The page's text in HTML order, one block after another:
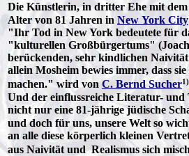
Die Künstlerin, in dritter Ehe mit
Alter von 81 Jahren in New York City
"Ihr Tod in New York bedeutete für
"kulturellen Großbürgertums"
berückenden, sehr kindlichen
allein Mosheim bewies immer, dass
machen." wird von C. Bernd Sucher1)
Und der einflussreiche Literatur-
nicht nur eine 81-jährige jüdische
und doch für uns, unsere Welt so
an alle diese körperlich kleinen
aus Naivität und Realismus sich